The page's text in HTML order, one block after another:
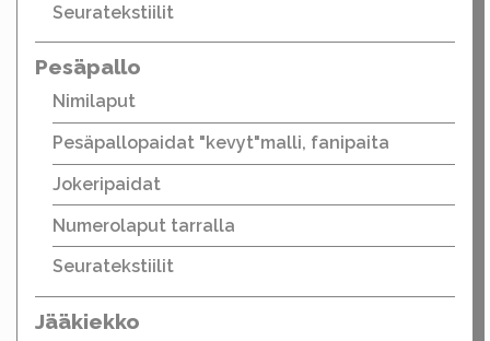
Seuratekstiilit
Pesäpallo
Nimilaput
Pesäpallopaidat "kevyt"malli, fanipaita
Jokeripaidat
Numerolaput tarralla
Seuratekstiilit
Jääkiekko